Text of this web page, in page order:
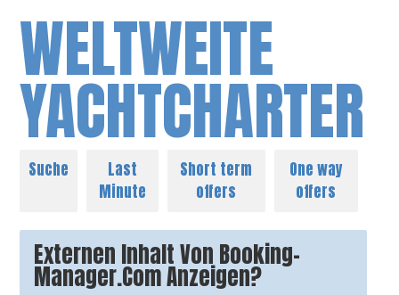
WELTWEITE
YACHTCHARTER
Suche
Last
Minute
Short term
offers
One way
offers
Externen Inhalt Von Booking-
Manager.com Anzeigen?